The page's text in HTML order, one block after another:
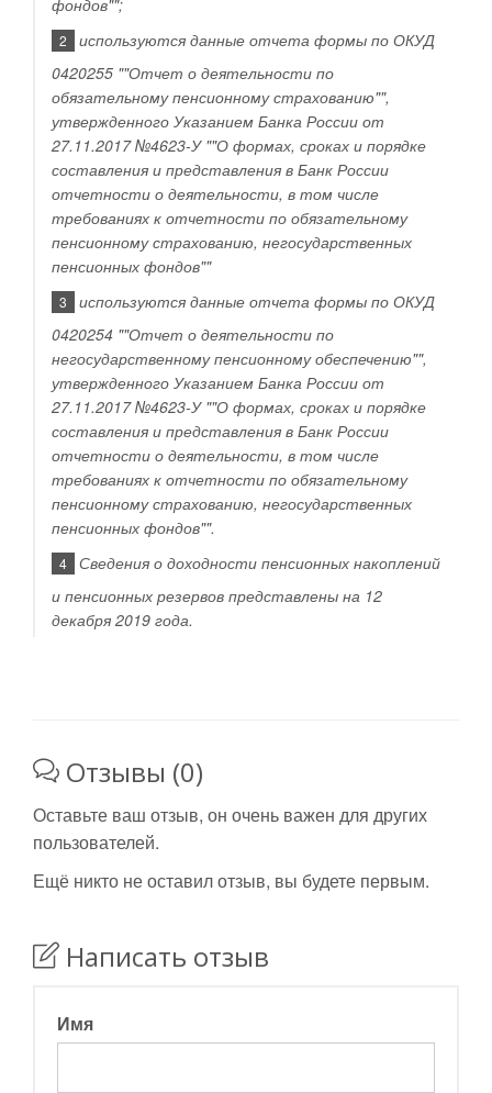
фондов"";
2
используются данные отчета формы по ОКУД
0420255 ""Отчет о деятельности по
обязательному пенсионному страхованию"",
утвержденного Указанием Банка России от
27.11.2017 №4623-У ""О формах, сроках и порядке
составления и представления в Банк России
отчетности о деятельности, в том числе
требованиях к отчетности по обязательному
пенсионному страхованию, негосударственных
пенсионных фондов""
3
используются данные отчета формы по ОКУД
0420254 ""Отчет о деятельности по
негосударственному пенсионному обеспечению"",
утвержденного Указанием Банка России от
27.11.2017 №4623-У ""О формах, сроках и порядке
составления и представления в Банк России
отчетности о деятельности, в том числе
требованиях к отчетности по обязательному
пенсионному страхованию, негосударственных
пенсионных фондов"".
4
Сведения о доходности пенсионных накоплений
и пенсионных резервов представлены на 12
декабря 2019 года.
Отзывы (0)
Оставьте ваш отзыв, он очень важен для других
пользователей.
Ещё никто не оставил отзыв, вы будете первым.
Написать отзыв
Имя